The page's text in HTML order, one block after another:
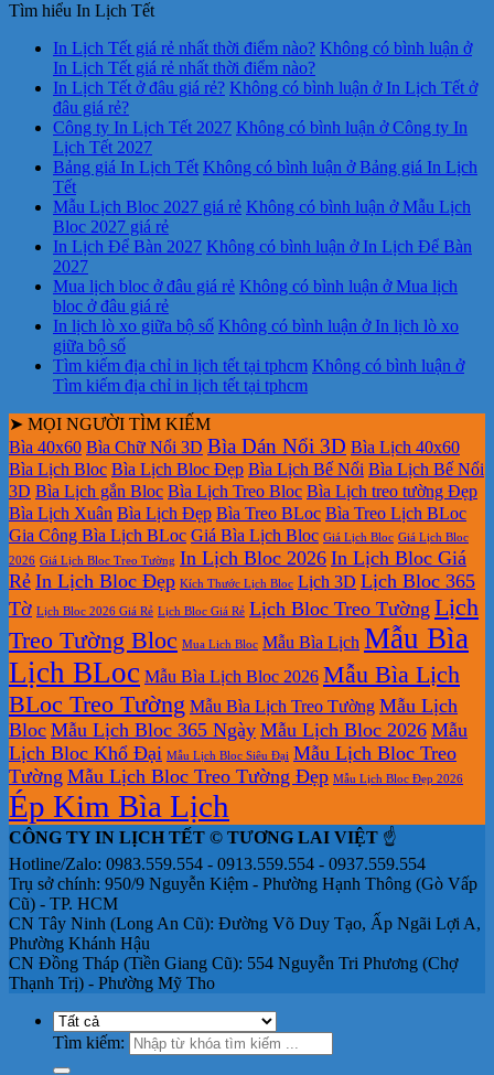
Tìm hiểu In Lịch Tết
In Lịch Tết giá rẻ nhất thời điểm nào? Không có bình luận ở
In Lịch Tết giá rẻ nhất thời điểm nào?
In Lịch Tết ở đâu giá rẻ? Không có bình luận ở In Lịch Tết ở
đâu giá rẻ?
Công ty In Lịch Tết 2027 Không có bình luận ở Công ty In
Lịch Tết 2027
Bảng giá In Lịch Tết Không có bình luận ở Bảng giá In Lịch
Tết
Mẫu Lịch Bloc 2027 giá rẻ Không có bình luận ở Mẫu Lịch
Bloc 2027 giá rẻ
In Lịch Để Bàn 2027 Không có bình luận ở In Lịch Để Bàn
2027
Mua lịch bloc ở đâu giá rẻ Không có bình luận ở Mua lịch
bloc ở đâu giá rẻ
In lịch lò xo giữa bộ số Không có bình luận ở In lịch lò xo
giữa bộ số
Tìm kiếm địa chỉ in lịch tết tại tphcm Không có bình luận ở
Tìm kiếm địa chỉ in lịch tết tại tphcm
➤ MỌI NGƯỜI TÌM KIẾM
Bìa 40x60 Bìa Chữ Nổi 3D Bìa Dán Nổi 3D Bìa Lịch 40x60
Bìa Lịch Bloc Bìa Lịch Bloc Đẹp Bìa Lịch Bế Nổi Bìa Lịch Bế Nổi
3D Bìa Lịch gắn Bloc Bìa Lịch Treo Bloc Bìa Lịch treo tường Đẹp
Bìa Lịch Xuân Bìa Lịch Đẹp Bìa Treo BLoc Bìa Treo Lịch BLoc
Gia Công Bìa Lịch BLoc Giá Bìa Lịch Bloc Giá Lịch Bloc Giá Lịch Bloc
2026 Giá Lịch Bloc Treo Tường In Lịch Bloc 2026 In Lịch Bloc Giá
Rẻ In Lịch Bloc Đẹp Kích Thước Lịch Bloc Lịch 3D Lịch Bloc 365
Tờ Lịch Bloc 2026 Giá Rẻ Lịch Bloc Giá Rẻ Lịch Bloc Treo Tường Lịch
Treo Tường Bloc Mua Lich Bloc Mẫu Bìa Lịch Mẫu Bìa
Lịch BLoc Mẫu Bìa Lịch Bloc 2026 Mẫu Bìa Lịch
BLoc Treo Tường Mẫu Bìa Lịch Treo Tường Mẫu Lịch
Bloc Mẫu Lịch Bloc 365 Ngày Mẫu Lịch Bloc 2026 Mẫu
Lịch Bloc Khổ Đại Mẫu Lịch Bloc Siêu Đại Mẫu Lịch Bloc Treo
Tường Mẫu Lịch Bloc Treo Tường Đẹp Mẫu Lịch Bloc Đẹp 2026
Ép Kim Bìa Lịch
CÔNG TY IN LỊCH TẾT © TƯƠNG LAI VIỆT ☝️
Hotline/Zalo: 0983.559.554 - 0913.559.554 - 0937.559.554
Trụ sở chính: 950/9 Nguyễn Kiệm - Phường Hạnh Thông (Gò Vấp
Cũ) - TP. HCM
CN Tây Ninh (Long An Cũ): Đường Võ Duy Tạo, Ấp Ngãi Lợi A,
Phường Khánh Hậu
CN Đồng Tháp (Tiền Giang Cũ): 554 Nguyễn Tri Phương (Chợ
Thạnh Trị) - Phường Mỹ Tho
Tìm kiếm: